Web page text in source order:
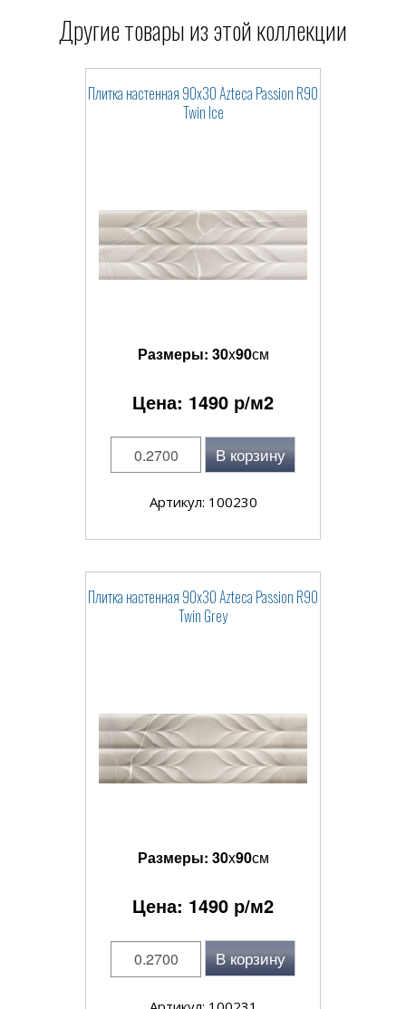
Другие товары из этой коллекции
Плитка настенная 90x30 Azteca Passion R90
Twin Ice
Размеры: 30x90см
Цена: 1490 р/м2
В корзину
Артикул: 100230
Плитка настенная 90x30 Azteca Passion R90
Twin Grey
Размеры: 30x90см
Цена: 1490 р/м2
В корзину